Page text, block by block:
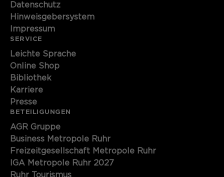
Datenschutz
Hinweisgebersystem
Impressum
SERVICE
Leichte Sprache
Online Shop
Bibliothek
Karriere
Presse
BETEILIGUNGEN
AGR Gruppe
Business Metropole Ruhr
Freizeitgesellschaft Metropole Ruhr
IGA Metropole Ruhr 2027
Ruhr Tourismus